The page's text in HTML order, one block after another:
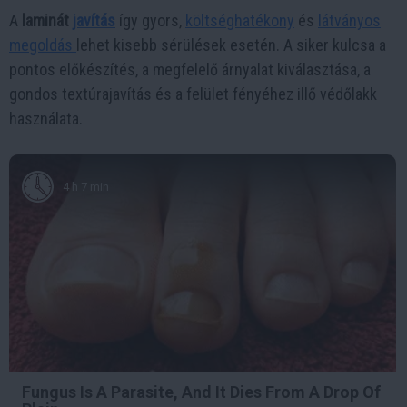
A laminát javítás így gyors, költséghatékony és látványos
megoldás lehet kisebb sérülések esetén. A siker kulcsa a
pontos előkészítés, a megfelelő árnyalat kiválasztása, a
gondos textúrajavítás és a felület fényéhez illő védőlakk
használata.
4 h 7 min
Fungus Is A Parasite, And It Dies From A Drop Of